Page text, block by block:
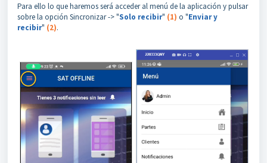
Para ello lo que haremos será acceder al menú de la aplicación y pulsar
sobre la opción Sincronizar -> "Solo recibir" (1) o "Enviar y
recibir" (2).